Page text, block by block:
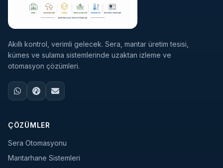
Akıllı kontrol, verimli gelecek. Sera, mantar üretim tesisi,
kümes ve sulama sistemlerinde uzaktan izleme ve
otomasyon çözümleri.
ÇÖZÜMLER
Sera Otomasyonu
Mantarhane Sistemleri